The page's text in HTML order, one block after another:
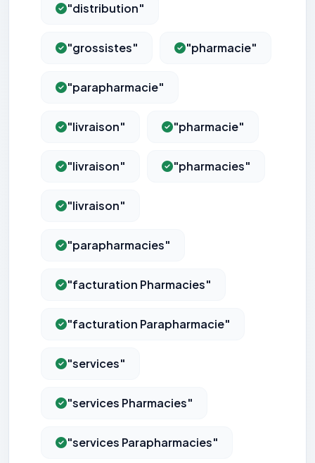
"distribution"
"grossistes" "pharmacie"
"parapharmacie"
"livraison" "pharmacie"
"livraison" "pharmacies"
"livraison"
"parapharmacies"
"facturation Pharmacies"
"facturation Parapharmacie"
"services"
"services Pharmacies"
"services Parapharmacies"